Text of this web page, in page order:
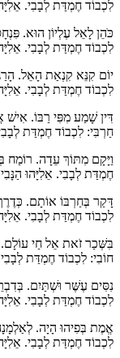
לִכְבוֹד חֶמְדַּת לְבָבִי.
כֹּהֵן לָאֵל עֶלְיוֹן הוּא.
לִכְבוֹד חֶמְדַּת לְבָבִי.
יוֹם קִנֵּא קִנְאַת הָאֵל.
לִכְבוֹד חֶמְדַּת לְבָבִי.
דִּין שָׁמַע מִפִּי רַבּוֹ. אִישׁ
חַרְבִּי: לִכְבוֹד חֶמְדַּת
וַיָּקָם מִתּוֹךְ עֵדָה. רוֹמַח
חֶמְדַּת לְבָבִי. אֵלִיָּהוּ
דָּקַר בְּחַרְבּוֹ אוֹתָם.
לִכְבוֹד חֶמְדַּת לְבָבִי.
בִּשְּׁכַר זֹאת אֵל חַי
חוֹבִי: לִכְבוֹד חֶמְדַּת
נִסִּים עֶשֶּׁר וּשְׁתַּיִם.
לִכְבוֹד חֶמְדַּת לְבָבִי.
אֱמֶת בְּפִיהוּ הָיָה.
לִכְבוֹד חֶמְדַּת לְבָבִי.